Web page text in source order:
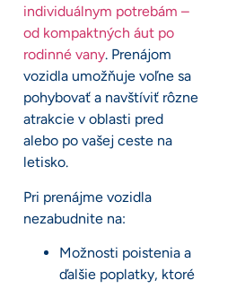
individuálnym potrebám –
od kompaktných áut po
rodinné vany. Prenájom
vozidla umožňuje voľne sa
pohybovať a navštíviť rôzne
atrakcie v oblasti pred
alebo po vašej ceste na
letisko.
Pri prenájme vozidla
nezabudnite na:
Možnosti poistenia a
ďalšie poplatky, ktoré